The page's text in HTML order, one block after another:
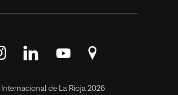
en Twitter
Síguenos en Instagram
Síguenos en LinkedIn
Síguenos en YouTube
Encuéntranos en
de La Rioja 2026